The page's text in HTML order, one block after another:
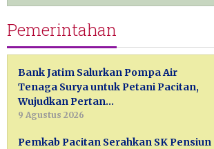
Pemerintahan
Bank Jatim Salurkan Pompa Air
Tenaga Surya untuk Petani Pacitan,
Wujudkan Pertan…
9 Agustus 2026
Pemkab Pacitan Serahkan SK Pensiun